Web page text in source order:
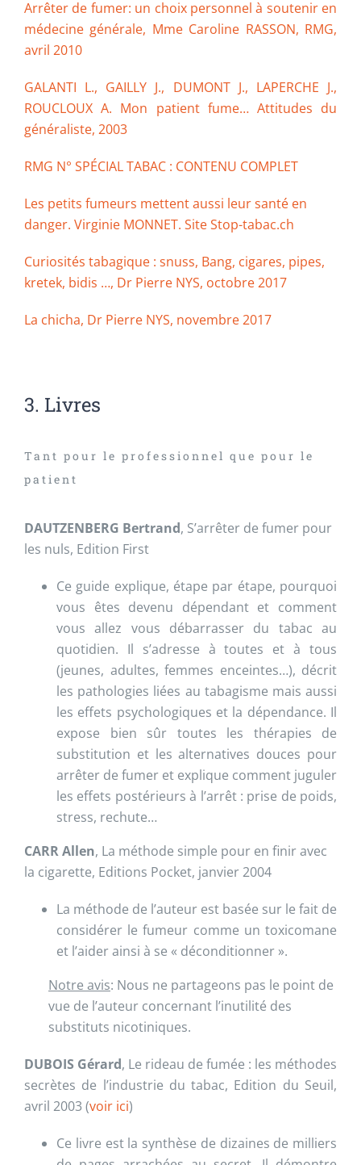
Arrêter de fumer: un choix personnel à soutenir en
médecine générale, Mme Caroline RASSON, RMG,
avril 2010
GALANTI L., GAILLY J., DUMONT J., LAPERCHE J.,
ROUCLOUX A. Mon patient fume… Attitudes du
généraliste, 2003
RMG N° SPÉCIAL TABAC : CONTENU COMPLET
Les petits fumeurs mettent aussi leur santé en
danger. Virginie MONNET. Site Stop-tabac.ch
Curiosités tabagique : snuss, Bang, cigares, pipes,
kretek, bidis …, Dr Pierre NYS, octobre 2017
La chicha, Dr Pierre NYS, novembre 2017
3. Livres
Tant pour le professionnel que pour le
patient
DAUTZENBERG Bertrand, S’arrêter de fumer pour
les nuls, Edition First
Ce guide explique, étape par étape, pourquoi
vous êtes devenu dépendant et comment
vous allez vous débarrasser du tabac au
quotidien. Il s’adresse à toutes et à tous
(jeunes, adultes, femmes enceintes…), décrit
les pathologies liées au tabagisme mais aussi
les effets psychologiques et la dépendance. Il
expose bien sûr toutes les thérapies de
substitution et les alternatives douces pour
arrêter de fumer et explique comment juguler
les effets postérieurs à l’arrêt : prise de poids,
stress, rechute…
CARR Allen, La méthode simple pour en finir avec
la cigarette, Editions Pocket, janvier 2004
La méthode de l’auteur est basée sur le fait de
considérer le fumeur comme un toxicomane
et l’aider ainsi à se « déconditionner ».
Notre avis: Nous ne partageons pas le point de
vue de l’auteur concernant l’inutilité des
substituts nicotiniques.
DUBOIS Gérard, Le rideau de fumée : les méthodes
secrètes de l’industrie du tabac, Edition du Seuil,
avril 2003 (voir ici)
Ce livre est la synthèse de dizaines de milliers